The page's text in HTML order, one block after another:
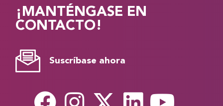
¡MANTÉNGASE EN
CONTACTO!
Suscríbase ahora